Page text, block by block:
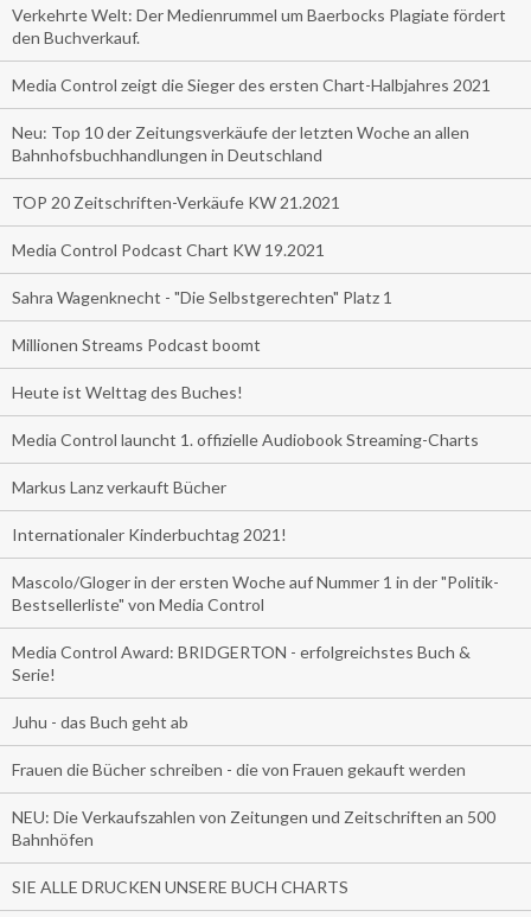
Verkehrte Welt: Der Medienrummel um Baerbocks Plagiate fördert
den Buchverkauf.
Media Control zeigt die Sieger des ersten Chart-Halbjahres 2021
Neu: Top 10 der Zeitungsverkäufe der letzten Woche an allen
Bahnhofsbuchhandlungen in Deutschland
TOP 20 Zeitschriften-Verkäufe KW 21.2021
Media Control Podcast Chart KW 19.2021
Sahra Wagenknecht - "Die Selbstgerechten" Platz 1
Millionen Streams Podcast boomt
Heute ist Welttag des Buches!
Media Control launcht 1. offizielle Audiobook Streaming-Charts
Markus Lanz verkauft Bücher
Internationaler Kinderbuchtag 2021!
Mascolo/Gloger in der ersten Woche auf Nummer 1 in der "Politik-
Bestsellerliste" von Media Control
Media Control Award: BRIDGERTON - erfolgreichstes Buch &
Serie!
Juhu - das Buch geht ab
Frauen die Bücher schreiben - die von Frauen gekauft werden
NEU: Die Verkaufszahlen von Zeitungen und Zeitschriften an 500
Bahnhöfen
SIE ALLE DRUCKEN UNSERE BUCH CHARTS